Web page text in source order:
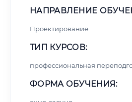
НАПРАВЛЕНИЕ
Проектирование
ТИП КУРСОВ:
профессиональная
ФОРМА ОБУЧЕНИЯ: